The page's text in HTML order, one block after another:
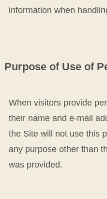
information when
Purpose of Use of
When visitors provide
their name and e-mail
the Site will not use this
any purpose other than
was provided.